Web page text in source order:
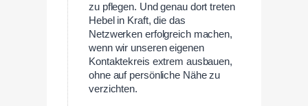
zu pflegen. Und genau dort treten
Hebel in Kraft, die das
Netzwerken erfolgreich machen,
wenn wir unseren eigenen
Kontaktekreis extrem ausbauen,
ohne auf persönliche Nähe zu
verzichten.